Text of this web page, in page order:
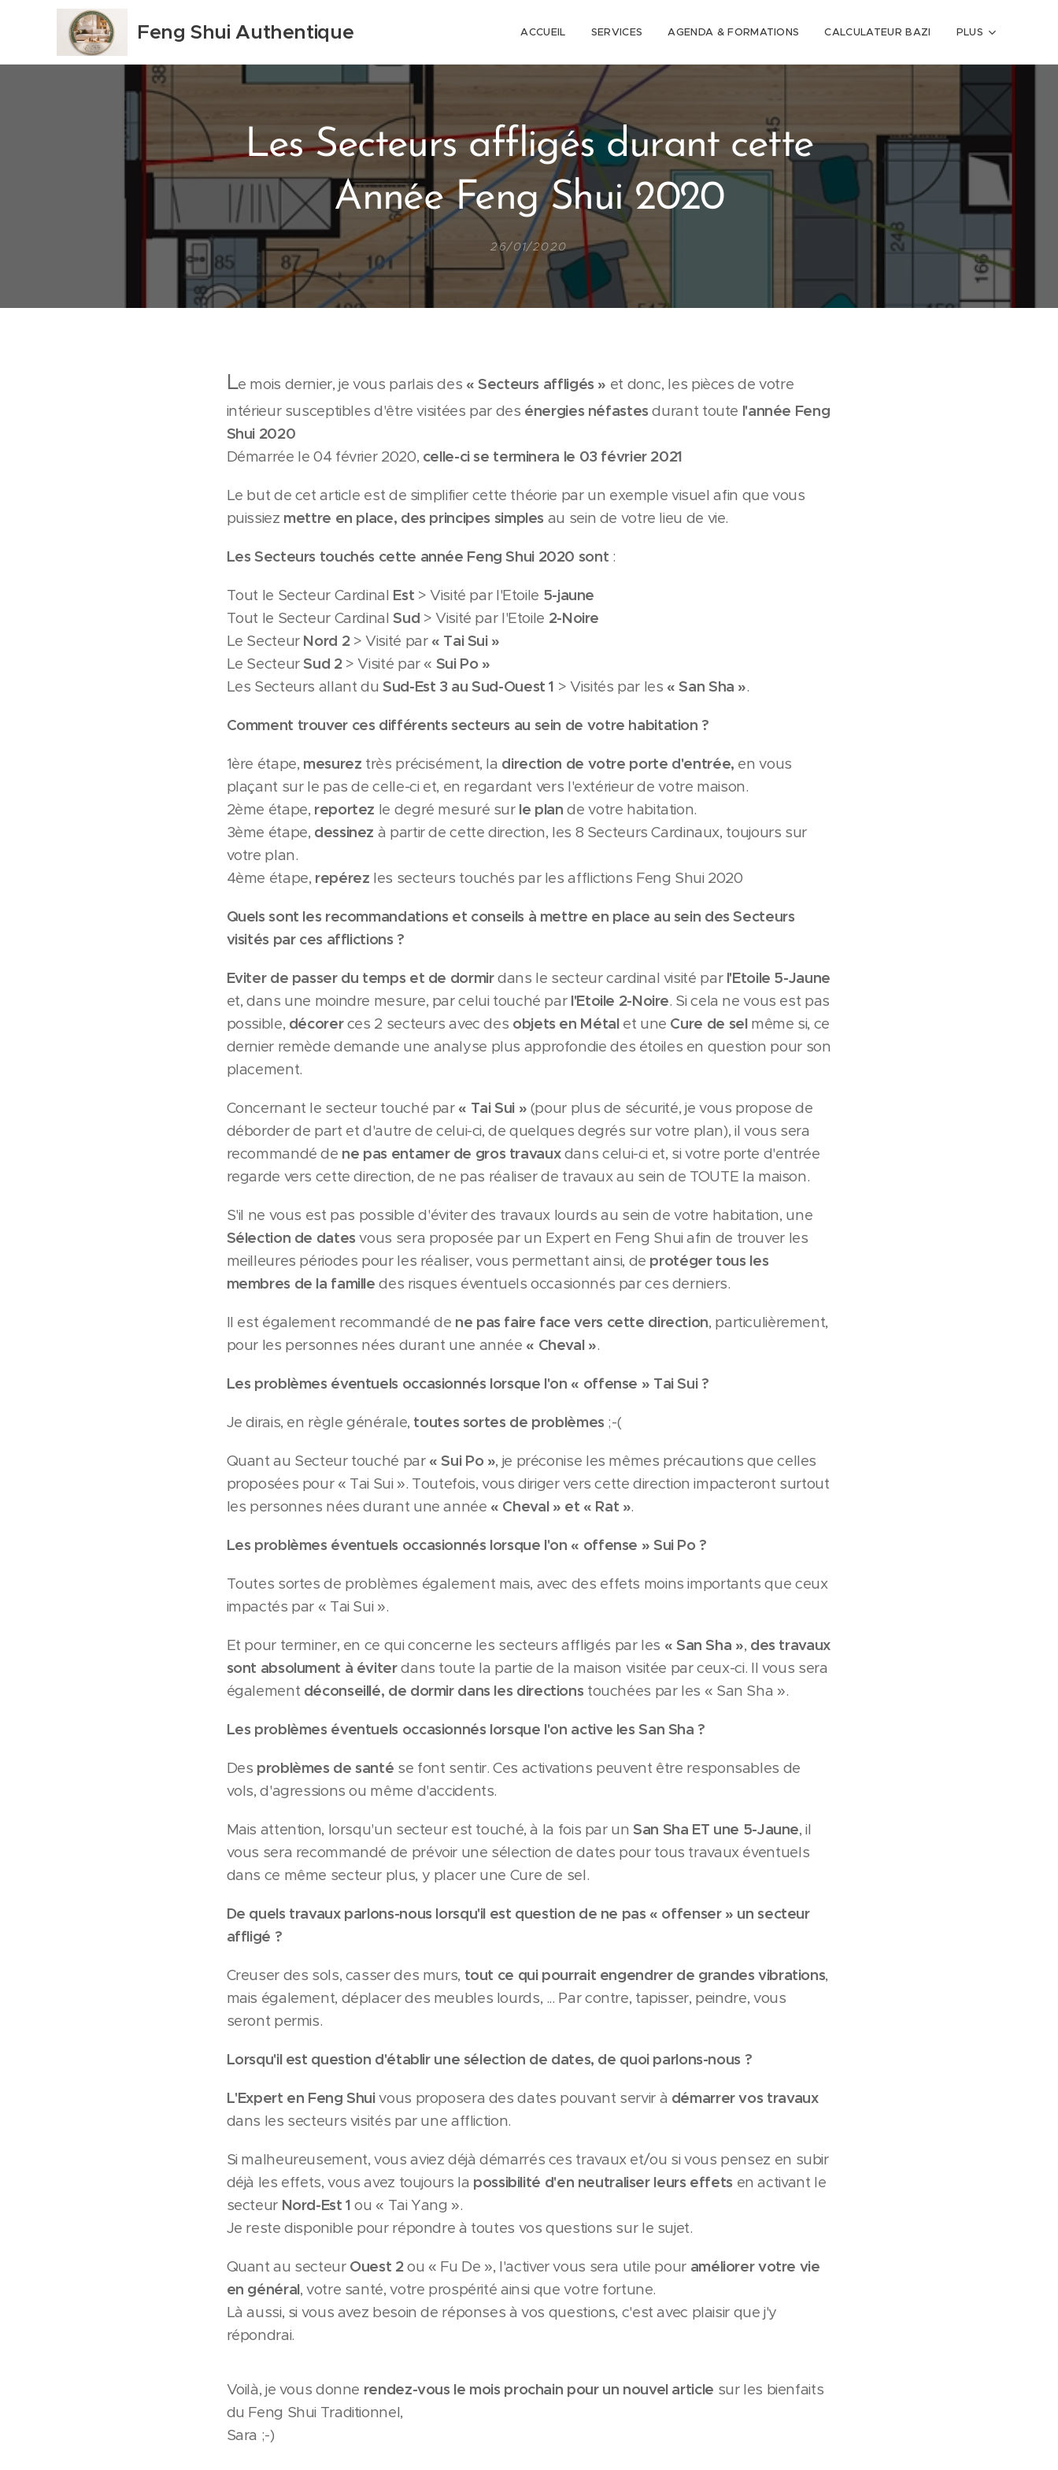
Feng Shui Authentique ACCUEIL SERVICES AGENDA & FORMATIONS CALCULATEUR BAZI PLUS
Les Secteurs affligés durant cette
Année Feng Shui 2020
26/01/2020
Le mois dernier, je vous parlais des « Secteurs affligés » et donc, les pièces de votre
intérieur susceptibles d'être visitées par des énergies néfastes durant toute l'année Feng
Shui 2020
Démarrée le 04 février 2020, celle-ci se terminera le 03 février 2021
Le but de cet article est de simplifier cette théorie par un exemple visuel afin que vous
puissiez mettre en place, des principes simples au sein de votre lieu de vie.
Les Secteurs touchés cette année Feng Shui 2020 sont :
Tout le Secteur Cardinal Est > Visité par l'Etoile 5-jaune
Tout le Secteur CardinalSud > Visité par l'Etoile 2-Noire
Le Secteur Nord 2> Visité par « Tai Sui »
Le SecteurSud 2> Visité par « Sui Po »
Les Secteurs allant du Sud-Est 3 au Sud-Ouest 1 > Visités par les « San Sha ».
Comment trouver ces différents secteurs au sein de votre habitation ?
1ère étape, mesurez très précisément, la direction de votre porte d'entrée, en vous
plaçant sur le pas de celle-ci et, en regardant vers l'extérieur de votre maison.
2ème étape, reportez le degré mesuré sur le plan de votre habitation.
3ème étape, dessinez à partir de cette direction, les 8 Secteurs Cardinaux, toujours sur
votre plan.
4ème étape, repérez les secteurs touchés par les afflictions Feng Shui 2020
Quels sont les recommandations et conseils à mettre en place au sein des Secteurs
visités par ces afflictions ?
Eviter de passer du temps et de dormirdans le secteur cardinal visité par l'Etoile 5-Jaune
et, dans une moindre mesure, par celui touché par l'Etoile 2-Noire. Si cela ne vous est pas
possible, décorerces 2 secteurs avec des objets en Métalet une Cure de sel même si, ce
dernier remède demande une analyse plus approfondie des étoiles en question pour son
placement.
Concernant le secteur touché par « Tai Sui » (pour plus de sécurité, je vous propose de
déborder de part et d'autre de celui-ci, de quelques degrés sur votre plan), il vous sera
recommandé de ne pas entamer de gros travauxdans celui-ci et, si votre porte d'entrée
regarde vers cette direction, de ne pas réaliser de travaux au sein de TOUTE la maison.
S'il ne vous est pas possible d'éviter des travaux lourds au sein de votre habitation, une
Sélection de datesvous sera proposée par un Expert en Feng Shui afin de trouver les
meilleures périodes pour les réaliser, vous permettant ainsi, de protéger tous les
membres de la famille des risques éventuels occasionnés par ces derniers.
Il est également recommandé de ne pas faire face vers cette direction, particulièrement,
pour les personnes nées durant une année « Cheval ».
Les problèmes éventuels occasionnés lorsque l'on « offense » Tai Sui?
Je dirais, en règle générale, toutes sortes de problèmes ;-(
Quant au Secteur touché par « Sui Po », je préconise les mêmes précautions que celles
proposées pour « Tai Sui ». Toutefois, vous diriger vers cette direction impacteront surtout
les personnes nées durant une année « Cheval » et « Rat ».
Les problèmes éventuels occasionnés lorsque l'on « offense » Sui Po ?
Toutes sortes de problèmes également mais, avec des effets moins importants que ceux
impactés par « Tai Sui ».
Et pour terminer, en ce qui concerne les secteurs affligés par les « San Sha », des travaux
sont absolument à éviterdans toute la partie de la maison visitée par ceux-ci. Il vous sera
également déconseillé, de dormir dans les directions touchées par les « San Sha ».
Les problèmes éventuels occasionnés lorsque l'on active les San Sha ?
Des problèmes de santé se font sentir. Ces activations peuvent être responsables de
vols, d'agressions ou même d'accidents.
Mais attention, lorsqu'un secteur est touché, à la fois par unSan Sha ET une 5-Jaune, il
vous sera recommandé de prévoir une sélection de dates pour tous travaux éventuels
dans ce même secteur plus, y placer une Cure de sel.
De quels travaux parlons-nous lorsqu'il est question de ne pas « offenser » un secteur
affligé ?
Creuser des sols, casser des murs, tout ce qui pourrait engendrer de grandes vibrations,
mais également, déplacer des meubles lourds, ... Par contre, tapisser, peindre, vous
seront permis.
Lorsqu'il est question d'établir une sélection de dates, de quoi parlons-nous ?
L'Expert en Feng Shuivous proposera des dates pouvant servir à démarrer vos travaux
dans les secteurs visités par une affliction.
Si malheureusement, vous aviez déjà démarrés ces travaux et/ou si vous pensez en subir
déjà les effets, vous avez toujours la possibilité d'en neutraliser leurs effets en activant le
secteur Nord-Est 1 ou « Tai Yang ».
Je reste disponible pour répondre à toutes vos questions sur le sujet.
Quant au secteur Ouest 2ou « Fu De », l'activer vous sera utile pour améliorer votre vie
en général, votre santé, votre prospérité ainsi que votre fortune.
Là aussi, si vous avez besoin de réponses à vos questions, c'est avec plaisir que j'y
répondrai.
Voilà, je vous donne rendez-vous le mois prochain pour un nouvel article sur les bienfaits
du Feng Shui Traditionnel,
Sara ;-)